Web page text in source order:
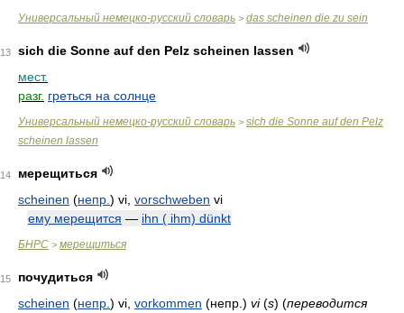
Универсальный немецко-русский словарь > das scheinen die zu sein
13
sich die Sonne auf den Pelz scheinen lassen
мест.
разг. греться на солнце
Универсальный немецко-русский словарь > sich die Sonne auf den Pelz
scheinen lassen
14
мерещиться
scheinen (непр. ) vi, vorschweben vi
ему мерещится — ihn ( ihm) dünkt
БНРС > мерещиться
15
почудиться
scheinen (непр. ) vi, vorkommen (непр.) vi(s) (переводится